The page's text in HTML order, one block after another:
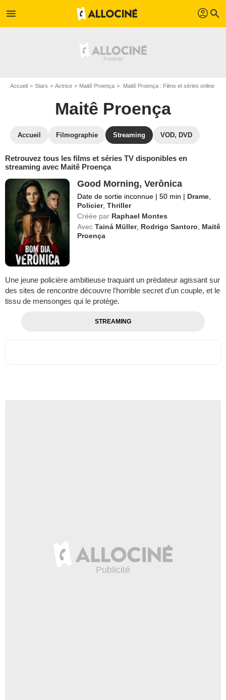
menu profil search
Accueil Stars Actrice Maitê Proença Maitê Proença : Films et séries online
Maitê Proença
Accueil Filmographie Streaming VOD, DVD
Retrouvez tous les films et séries TV disponibles en
streaming avec Maitê Proença
Good Morning, Verônica
Date de sortie inconnue | 50 min | Drame
Policier,Thriller
Créée par Raphael Montes
Avec Tainá Müller, Rodrigo Santoro
Maitê
Proença
Une jeune policière ambitieuse traquant un prédateur agissant sur
des sites de rencontre découvre l'horrible secret d'un couple, et le
tissu de mensonges qui le protège.
STREAMING